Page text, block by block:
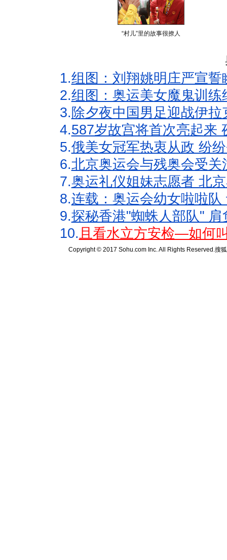
“村儿”里的故事很撩人
1.组图：刘翔姚明庄严宣
2.组图：奥运美女魔鬼训
3. 除夕夜中国男足迎战伊
4.587岁故宫将首次亮起来
5.俄美女冠军热衷从政 纷
6.北京奥运会与残奥会受
7.奥运礼仪姐妹志愿者 北
8.连载：奥运会幼女啦啦
9.探秘香港"蜘蛛人部队"
10.且看水立方安检—如何
Copyright © 2017 Sohu.com Inc. All Rights Reserved.搜